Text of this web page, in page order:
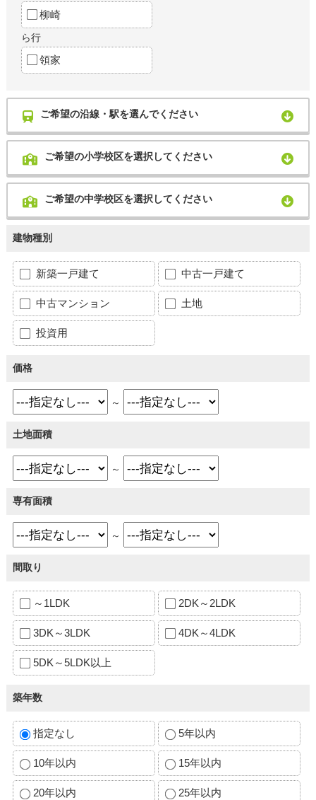
柳崎
ら行
領家
ご希望の沿線・駅を選んでください
ご希望の小学校区を選択してください
ご希望の中学校区を選択してください
建物種別
新築一戸建て 中古一戸建て
中古マンション 土地
投資用
価格
～
土地面積
～
専有面積
～
間取り
～1LDK 2DK～2LDK
3DK～3LDK 4DK～4LDK
5DK～5LDK以上
築年数
指定なし 5年以内
10年以内 15年以内
20年以内 25年以内